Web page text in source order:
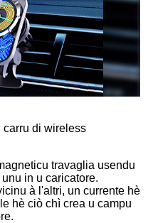
carru di wireless
travaglia usendu
in u caricatore.
à l'altri, un currente hè
hè ciò chì crea u campu